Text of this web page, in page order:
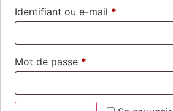
Identifiant ou e-mail *
Mot de passe *